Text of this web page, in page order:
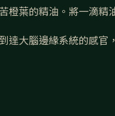
橙葉的精油。將一滴精
達大腦邊緣系統的感官